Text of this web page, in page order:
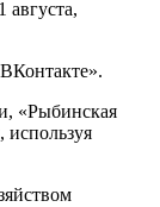
«Рыбинская